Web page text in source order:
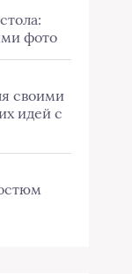
фото
своими
идей с